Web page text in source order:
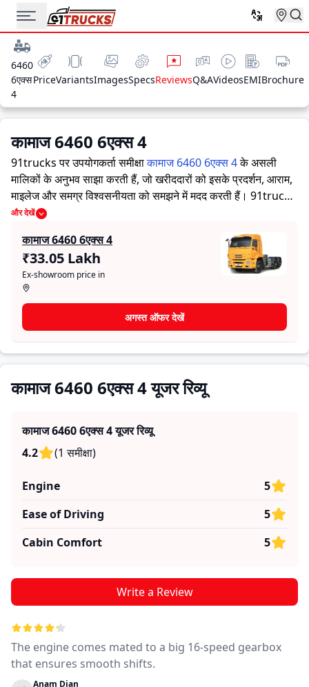
6460
6एक्स
4
PriceVariantsImagesSpecsReviewsQ&AVideosEMIBrochure
कामाज 6460 6एक्स 4
91trucks पर उपयोगकर्ता समीक्षाकामाज 6460 6एक्स 4के असली
मालिकों के अनुभव साझा करती हैं, जो खरीददारों को इसके प्रदर्शन, आराम,
माइलेज और समग्र विश्वसनीयता को समझने में मदद करती हैं। 91trucks
खरीददारों और मालिकों को सूचित निर्णय लेने में सहायता करने के लिए
कमजोरियों पर आधारित मूल्यांकन के साथ-साथ, इस प्लेटफ़ॉर्म पर एक विशेष
सेक्शन है जहाँ असली मालिक कामाज 6460 6एक्स 4 के साथ अपने अनुभव
साझा करते हैं। ये सीधे अनुभव प्रदर्शन, आराम, माइलेज और विश्वसनीयता
के बारे में व्यावहारिक जानकारी देते हैं, जिससे भविष्य के खरीदार यह तय कर
सकते हैं कि क्या
कामाज 6460 6एक्स 4उनकी जरूरतों के लिए सही है।
और देखें
कामाज 6460 6एक्स 4
₹33.05 Lakh
Ex-showroom price in
अगस्त ऑफर देखें
कामाज 6460 6एक्स 4 यूजर रिव्यू
कामाज 6460 6एक्स 4यूजर रिव्यू
4.2
(1 समीक्षा)
Engine
5
Ease of Driving
5
Cabin Comfort
5
Write a Review
The engine comes mated to a big 16-speed gearbox
that ensures smooth shifts.
Anam Dian